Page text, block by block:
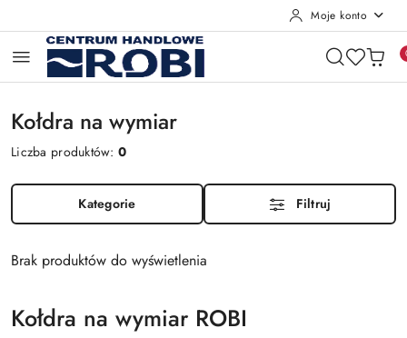
Moje konto
Kołdra na wymiar
Liczba produktów:0
Kategorie Filtruj
Brak produktów do wyświetlenia
Kołdra na wymiar ROBI